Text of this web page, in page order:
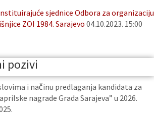
sjednice Odbora za organizaciju
ZOI 1984. Sarajevo 04.10.2023. 15:00
pozivi
i načinu predlaganja kandidata za
nagrade Grada Sarajeva” u 2026.